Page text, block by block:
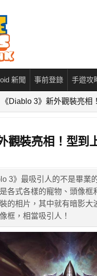
新聞 事前登錄 手遊攻
《Diablo 3》新外觀裝亮相
觀裝亮相！型到
3》最吸引人的不是畢業
各式各樣的寵物、頭像框
的相片，其中就有暗影大
框，相當吸引人！